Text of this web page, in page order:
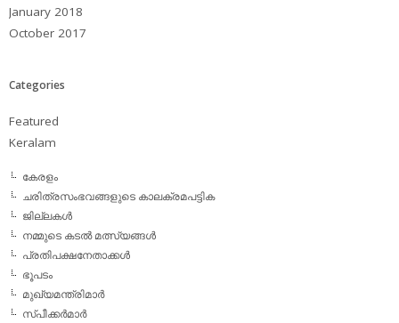
January 2018
October 2017
Categories
Featured
Keralam
കേരളം
ചരിത്രസംഭവങ്ങളുടെ കാലക്രമപട്ടിക
ജില്ലകള്‍
നമ്മുടെ കടല്‍ മത്സ്യങ്ങള്‍
പ്രതിപക്ഷനേതാക്കള്‍
ഭൂപടം
മുഖ്യമന്ത്രിമാര്‍
സ്പീക്കര്‍മാര്‍